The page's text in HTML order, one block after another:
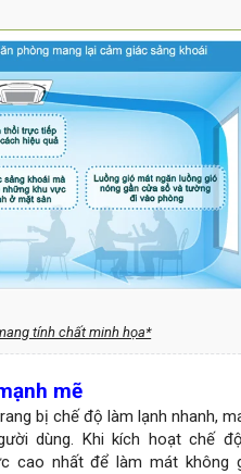
tính chất minh họa*
mẽ
bị chế độ làm lạnh nhanh,
dùng. Khi kích hoạt chế
cao nhất để làm mát không